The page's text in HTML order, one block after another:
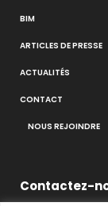
BIM
ARTICLES DE PRESSE
ACTUALITÉS
CONTACT
NOUS REJOINDRE
Contactez-